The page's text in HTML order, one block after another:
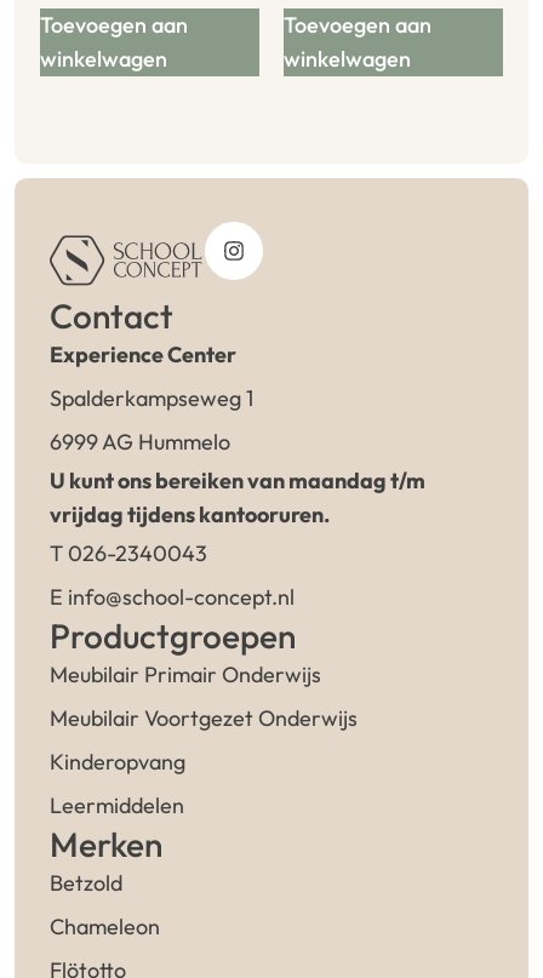
Toevoegen aan
winkelwagen
Toevoegen aan
winkelwagen
Contact
Experience Center
Spalderkampseweg 1
6999 AG Hummelo
U kunt ons bereiken van maandag t/m
vrijdag tijdens kantooruren.
T 026-2340043
E info@school-concept.nl
Productgroepen
Meubilair Primair Onderwijs
Meubilair Voortgezet Onderwijs
Kinderopvang
Leermiddelen
Merken
Betzold
Chameleon
Flötotto